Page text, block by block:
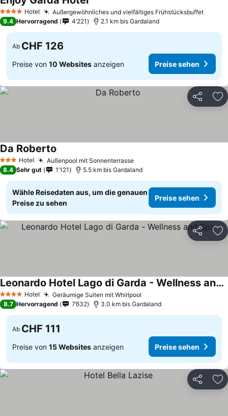
4 Sterne Hotel Außergewöhnliches und vielfältiges Frühstücksbuffet
9.4 Hervorragend 4’221 2.1 km bis Gardaland
Ab CHF 126
Preise von 10 Websites anzeigen Preise sehen
Teilen
3 SterneHotel Außenpool mit Sonnenterrasse
Da Roberto
8.4 Sehr gut 1’121 5.5 km bis Gardaland
Wähle Reisedaten aus, um die genauen
Preise zu sehen
Preise sehen
Teilen
4 Sterne Hotel Geräumige Suiten mit Whirlpool
Leonardo Hotel Lago di Garda - Wellness and Spa
8.7 Hervorragend 7’632 3.0 km bis Gardaland
Ab CHF 111
Preise von 15 Websites anzeigen Preise sehen
Teilen